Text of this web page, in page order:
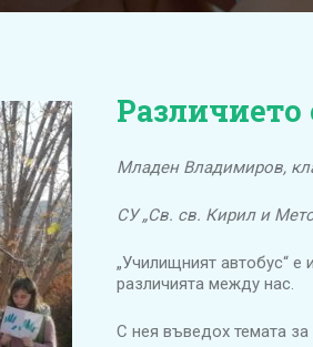
Различието
Младен Владимиров,
СУ „Св. св. Кирил и
„Училищният автобус“ е
различията между нас.
С нея въведох темата за